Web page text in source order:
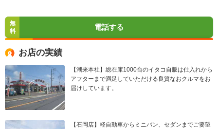
無
料
電話する
お店の実績
【潮来本社】総在庫1000台のイタコ自販は仕入れから
アフターまで満足していただける良質なおクルマをお
届けしています。
【石岡店】軽自動車からミニバン、セダンまでご要望